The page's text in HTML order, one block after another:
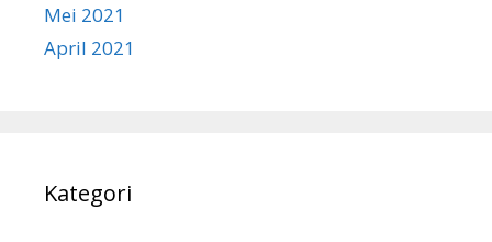
Mei 2021
April 2021
Kategori